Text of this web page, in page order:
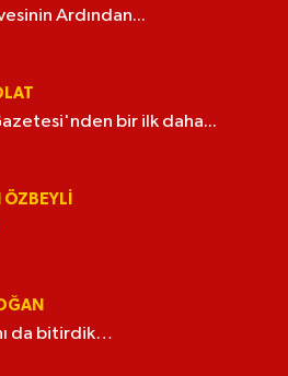
Ardından...
bir ilk daha...
da bitirdik…